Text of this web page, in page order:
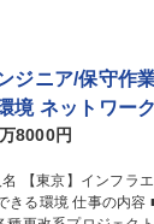
者数/設備配置/安全
適用範囲/安全対策)
募集職種 【海外工場(ベトナ
補】透析装置海外シ
ジニア/保守作
境 ネットワー
8000円
ットワーク/サーバ